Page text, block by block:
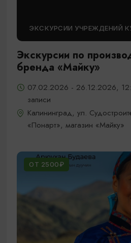
ЭКСКУРСИИ УЧРЕЖДЕНИЙ
Экскурсии по
бренда «Майку»
07.02.2026 - 26.12.2026,
записи
Калининград, ул.
«Понарт», магазин «Майку»
ОТ 2500₽